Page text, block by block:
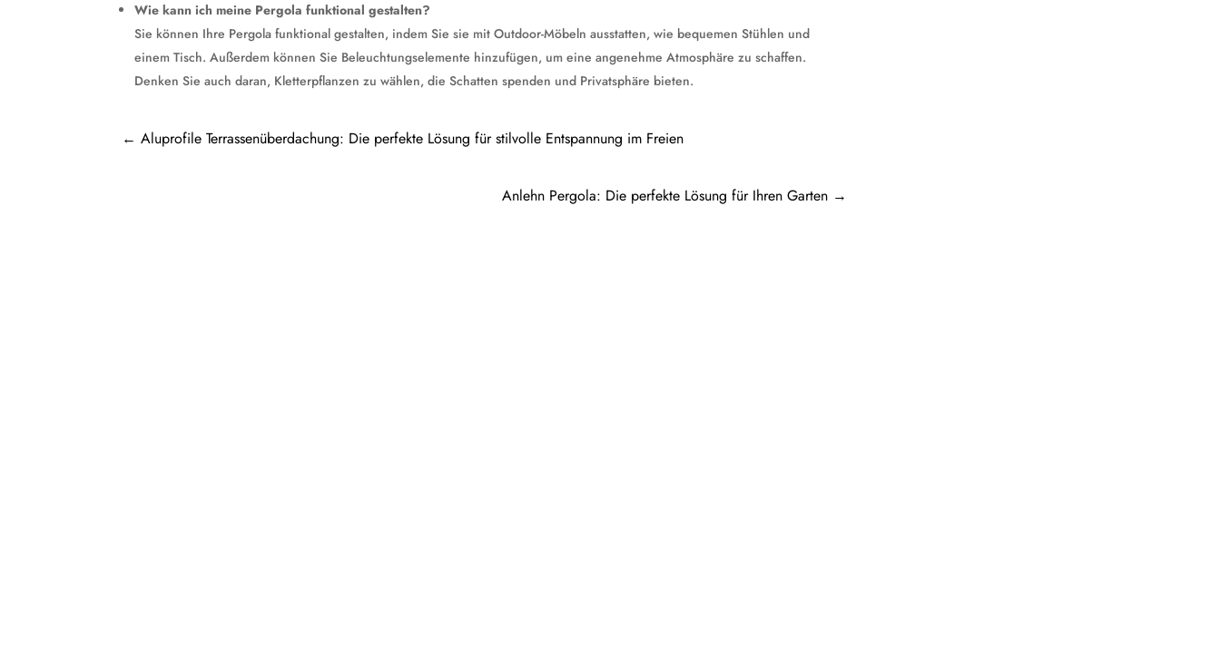
Wie kann ich meine Pergola funktional gestalten?
Sie können Ihre Pergola funktional gestalten, indem Sie sie mit Outdoor-Möbeln ausstatten, wie bequemen Stühlen und
einem Tisch. Außerdem können Sie Beleuchtungselemente hinzufügen, um eine angenehme Atmosphäre zu schaffen.
Denken Sie auch daran, Kletterpflanzen zu wählen, die Schatten spenden und Privatsphäre bieten.
←Aluprofile Terrassenüberdachung: Die perfekte Lösung für stilvolle Entspannung im Freien
Anlehn Pergola: Die perfekte Lösung für Ihren Garten→